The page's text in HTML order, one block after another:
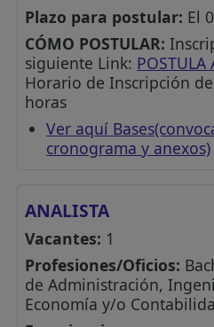
Plazo para postular: El
CÓMO POSTULAR:
siguiente Link: POSTULA
Horario de Inscripción
horas
Ver aquí
cronograma y anexos)
ANALISTA
Vacantes: 1
Profesiones/Oficios:
de Administración,
Economía y/o